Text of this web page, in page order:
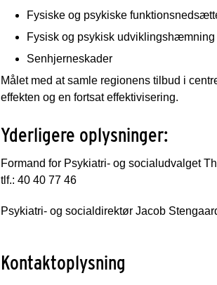
Fysiske og psykiske
Fysisk og psykisk udviklingshæmning
Senhjerneskader
Målet med at samle regionens tilbud i
effekten og en fortsat effektivisering.
Yderligere oplysninger:
Formand for Psykiatri- og socialudvalget
tlf.: 40 40 77 46
Psykiatri- og socialdirektør Jacob
Kontaktoplysning